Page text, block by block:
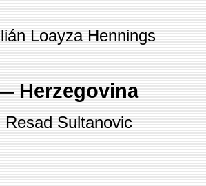
Loayza Hennings
Herzegovina
Resad Sultanovic